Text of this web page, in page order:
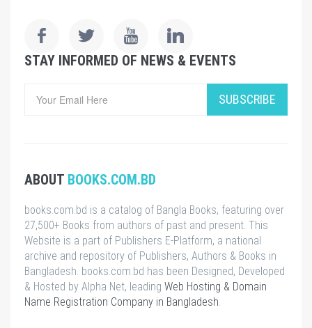
STAY INFORMED OF NEWS & EVENTS
SUBSCRIBE
ABOUT BOOKS.COM.BD
books.com.bd is a catalog of Bangla Books, featuring over
27,500+ Books from authors of past and present. This
Website is a part of Publishers E-Platform, a national
archive and repository of Publishers, Authors & Books in
Bangladesh. books.com.bd has been Designed, Developed
& Hosted by Alpha Net, leading Web Hosting & Domain
Name Registration Company in Bangladesh